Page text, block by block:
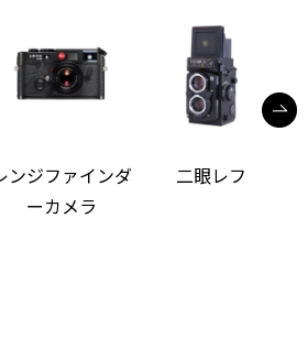
ンジファインダ
ーカメラ
二眼レフ